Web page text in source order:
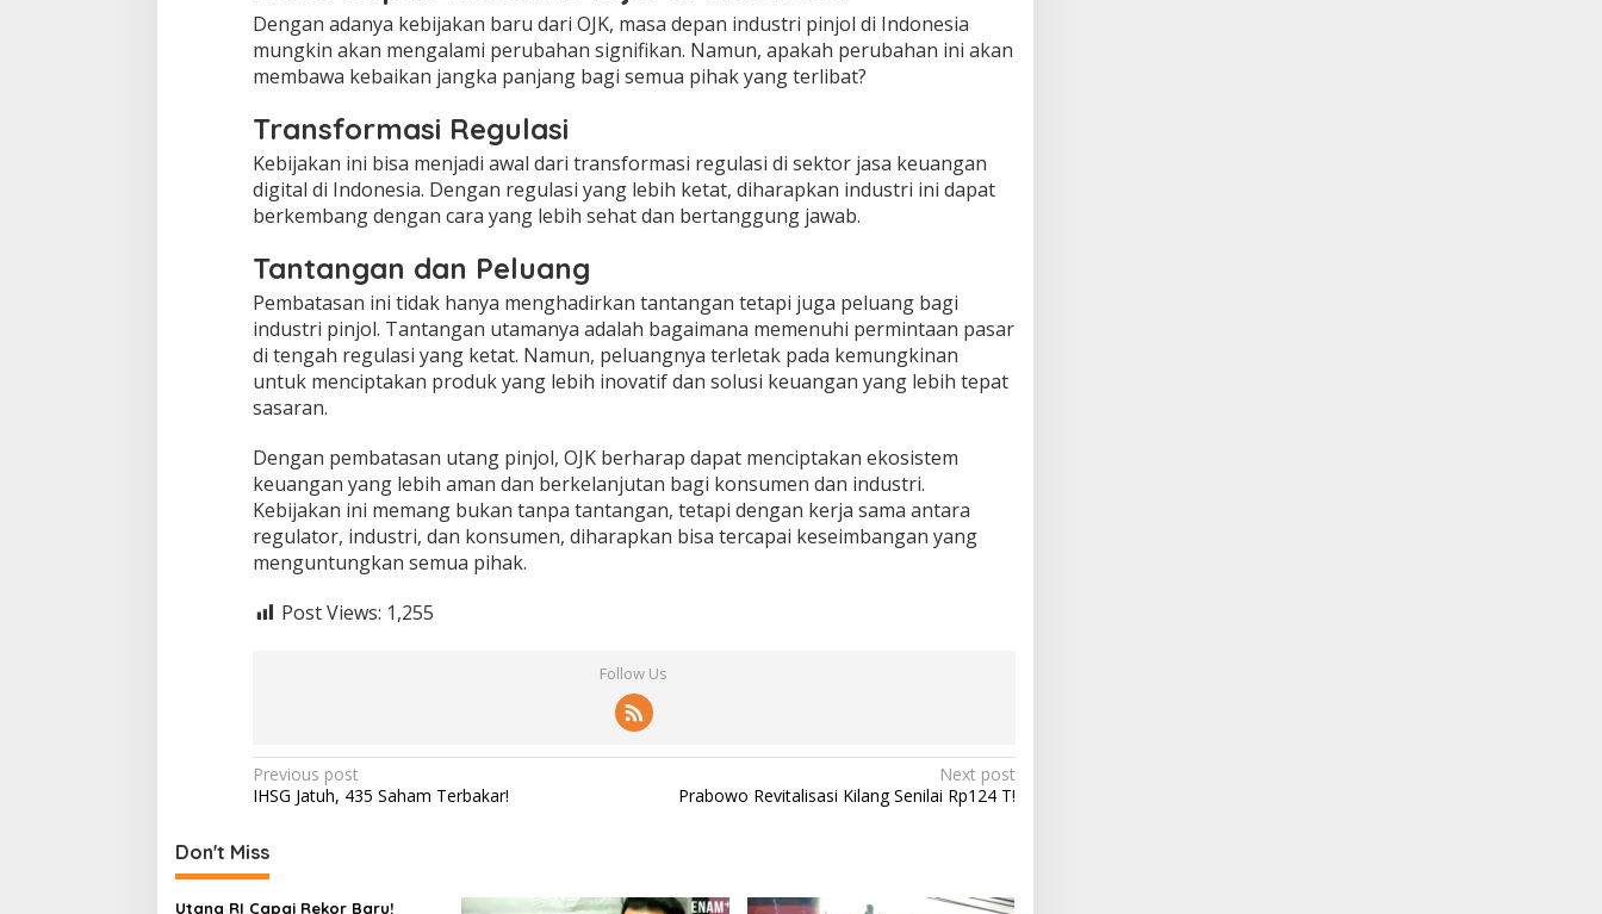
Dengan adanya kebijakan baru dari OJK, masa depan industri pinjol di Indonesia
mungkin akan mengalami perubahan signifikan. Namun, apakah perubahan ini akan
membawa kebaikan jangka panjang bagi semua pihak yang terlibat?
Transformasi Regulasi
Kebijakan ini bisa menjadi awal dari transformasi regulasi di sektor jasa keuangan
digital di Indonesia. Dengan regulasi yang lebih ketat, diharapkan industri ini dapat
berkembang dengan cara yang lebih sehat dan bertanggung jawab.
Tantangan dan Peluang
Pembatasan ini tidak hanya menghadirkan tantangan tetapi juga peluang bagi
industri pinjol. Tantangan utamanya adalah bagaimana memenuhi permintaan pasar
di tengah regulasi yang ketat. Namun, peluangnya terletak pada kemungkinan
untuk menciptakan produk yang lebih inovatif dan solusi keuangan yang lebih tepat
sasaran.
Dengan pembatasan utang pinjol, OJK berharap dapat menciptakan ekosistem
keuangan yang lebih aman dan berkelanjutan bagi konsumen dan industri.
Kebijakan ini memang bukan tanpa tantangan, tetapi dengan kerja sama antara
regulator, industri, dan konsumen, diharapkan bisa tercapai keseimbangan yang
menguntungkan semua pihak.
Post Views: 1,255
Follow Us
Post
navigation
Previous post
IHSG Jatuh, 435 Saham Terbakar!
Next post
Prabowo Revitalisasi Kilang Senilai Rp124 T!
Don't Miss
Utang RI Capai Rekor Baru!